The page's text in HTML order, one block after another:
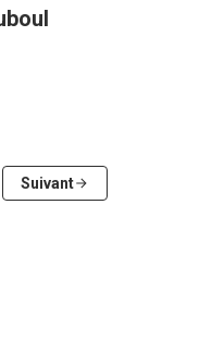
Suivant